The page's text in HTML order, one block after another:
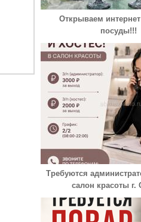
Открываем интернет
посуды!!!
Требуются
салон красоты г.